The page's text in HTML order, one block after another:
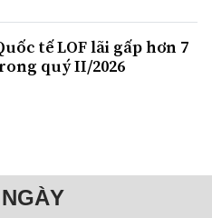
tế LOF lãi gấp hơn 7
quý II/2026